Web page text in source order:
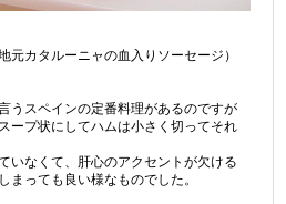
元カタルーニャの血入りソーセージ）
うスペインの定番料理があるのですが
ープ状にしてハムは小さく切ってそれ
いなくて、肝心のアクセントが欠ける
まっても良い様なものでした。